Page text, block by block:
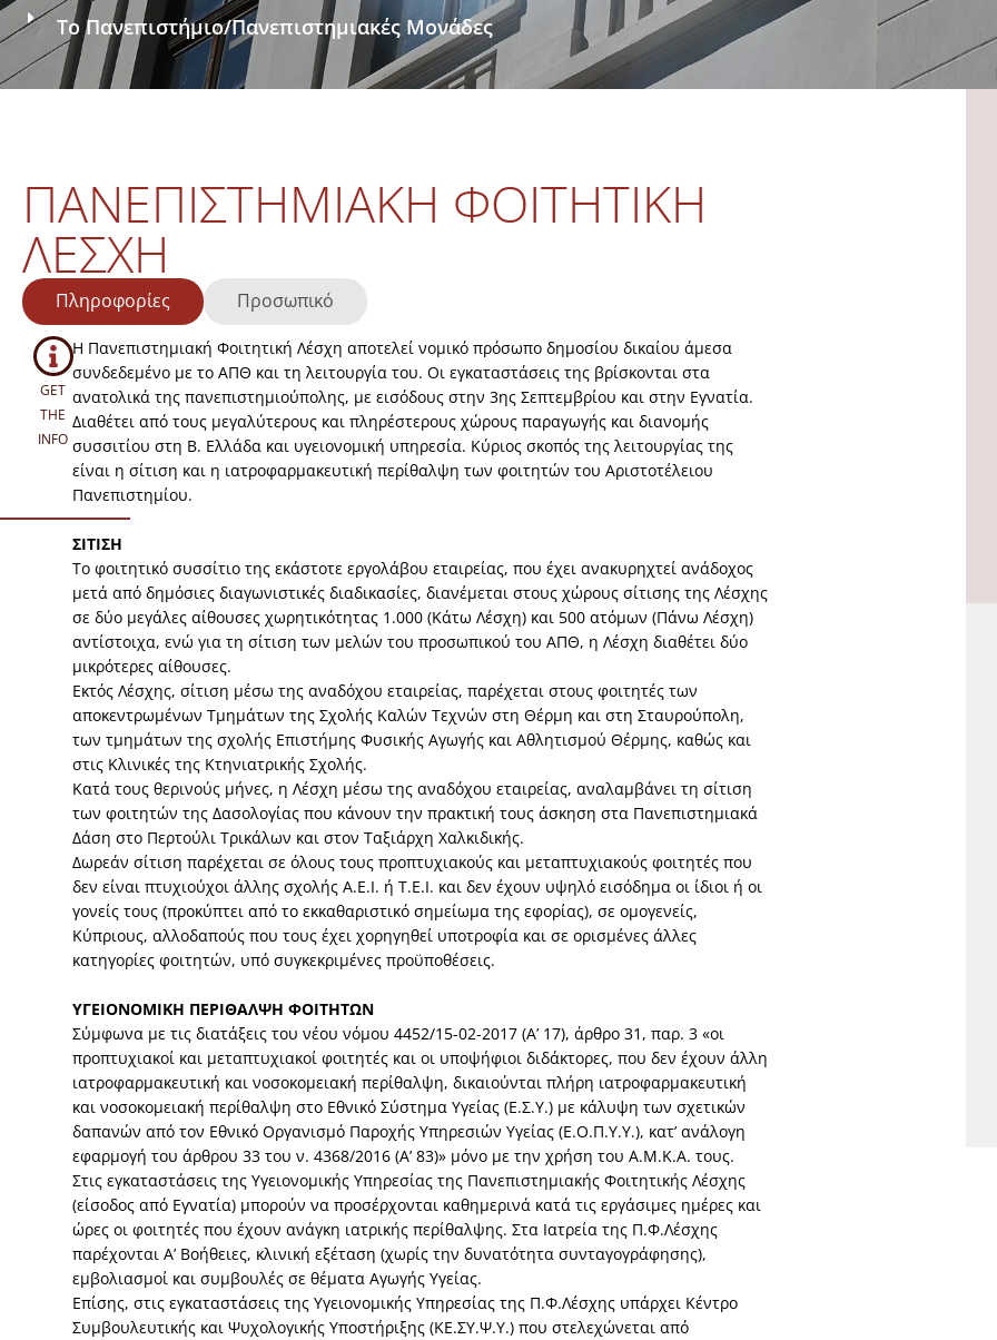
Το Πανεπιστήμιο/Πανεπιστημιακές Μονάδες
ΠΑΝΕΠΙΣΤΗΜΙΑΚΉ ΦΟΙΤΗΤΙΚΉ
ΛΈΣΧΗ
Πληροφορίες Προσωπικό
GET
THE
INFO
H Πανεπιστημιακή Φοιτητική Λέσχη αποτελεί νομικό πρόσωπο δημοσίου δικαίου άμεσα
συνδεδεμένο με το ΑΠΘ και τη λειτουργία του. Οι εγκαταστάσεις της βρίσκονται στα
ανατολικά της πανεπιστημιούπολης, με εισόδους στην 3ης Σεπτεμβρίου και στην Εγνατία.
Διαθέτει από τους μεγαλύτερους και πληρέστερους χώρους παραγωγής και διανομής
συσσιτίου στη Β. Ελλάδα και υγειονομική υπηρεσία. Κύριος σκοπός της λειτουργίας της
είναι η σίτιση και η ιατροφαρμακευτική περίθαλψη των φοιτητών του Αριστοτέλειου
Πανεπιστημίου.
ΣΙΤΙΣΗ
Το φοιτητικό συσσίτιο της εκάστοτε εργολάβου εταιρείας, που έχει ανακυρηχτεί ανάδοχος
μετά από δημόσιες διαγωνιστικές διαδικασίες, διανέμεται στους χώρους σίτισης της Λέσχης
σε δύο μεγάλες αίθουσες χωρητικότητας 1.000 (Κάτω Λέσχη) και 500 ατόμων (Πάνω Λέσχη)
αντίστοιχα, ενώ για τη σίτιση των μελών του προσωπικού του AΠΘ, η Λέσχη διαθέτει δύο
μικρότερες αίθουσες.
Εκτός Λέσχης, σίτιση μέσω της αναδόχου εταιρείας, παρέχεται στους φοιτητές των
αποκεντρωμένων Τμημάτων της Σχολής Καλών Τεχνών στη Θέρμη και στη Σταυρούπολη,
των τμημάτων της σχολής Επιστήμης Φυσικής Αγωγής και Αθλητισμού Θέρμης, καθώς και
στις Κλινικές της Κτηνιατρικής Σχολής.
Κατά τους θερινούς μήνες, η Λέσχη μέσω της αναδόχου εταιρείας, αναλαμβάνει τη σίτιση
των φοιτητών της Δασολογίας που κάνουν την πρακτική τους άσκηση στα Πανεπιστημιακά
Δάση στο Περτούλι Τρικάλων και στον Ταξιάρχη Χαλκιδικής.
Δωρεάν σίτιση παρέχεται σε όλους τους προπτυχιακούς και μεταπτυχιακούς φοιτητές που
δεν είναι πτυχιούχοι άλλης σχολής Α.Ε.Ι. ή Τ.Ε.Ι. και δεν έχουν υψηλό εισόδημα οι ίδιοι ή οι
γονείς τους (προκύπτει από το εκκαθαριστικό σημείωμα της εφορίας), σε ομογενείς,
Κύπριους, αλλοδαπούς που τους έχει χορηγηθεί υποτροφία και σε ορισμένες άλλες
κατηγορίες φοιτητών, υπό συγκεκριμένες προϋποθέσεις.
ΥΓΕΙΟΝΟΜΙΚΗ ΠΕΡΙΘΑΛΨΗ ΦΟΙΤΗΤΩΝ
Σύμφωνα με τις διατάξεις του νέου νόμου 4452/15-02-2017 (Α’ 17), άρθρο 31, παρ. 3 «οι
προπτυχιακοί και μεταπτυχιακοί φοιτητές και οι υποψήφιοι διδάκτορες, που δεν έχουν άλλη
ιατροφαρμακευτική και νοσοκομειακή περίθαλψη, δικαιούνται πλήρη ιατροφαρμακευτική
και νοσοκομειακή περίθαλψη στο Εθνικό Σύστημα Υγείας (Ε.Σ.Υ.) με κάλυψη των σχετικών
δαπανών από τον Εθνικό Οργανισμό Παροχής Υπηρεσιών Υγείας (Ε.Ο.Π.Υ.Υ.), κατ’ ανάλογη
εφαρμογή του άρθρου 33 του ν. 4368/2016 (Α’ 83)» μόνο με την χρήση του Α.Μ.Κ.Α. τους.
Στις εγκαταστάσεις της Υγειονομικής Υπηρεσίας της Πανεπιστημιακής Φοιτητικής Λέσχης
(είσοδος από Εγνατία) μπορούν να προσέρχονται καθημερινά κατά τις εργάσιμες ημέρες και
ώρες οι φοιτητές που έχουν ανάγκη ιατρικής περίθαλψης. Στα Ιατρεία της Π.Φ.Λέσχης
παρέχονται Α’ Βοήθειες, κλινική εξέταση (χωρίς την δυνατότητα συνταγογράφησης),
εμβολιασμοί και συμβουλές σε θέματα Αγωγής Υγείας.
Επίσης, στις εγκαταστάσεις της Υγειονομικής Υπηρεσίας της Π.Φ.Λέσχης υπάρχει Κέντρο
Συμβουλευτικής και Ψυχολογικής Υποστήριξης (ΚΕ.ΣΥ.Ψ.Υ.) που στελεχώνεται από